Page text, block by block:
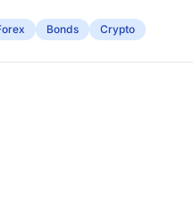
Bonds Crypto